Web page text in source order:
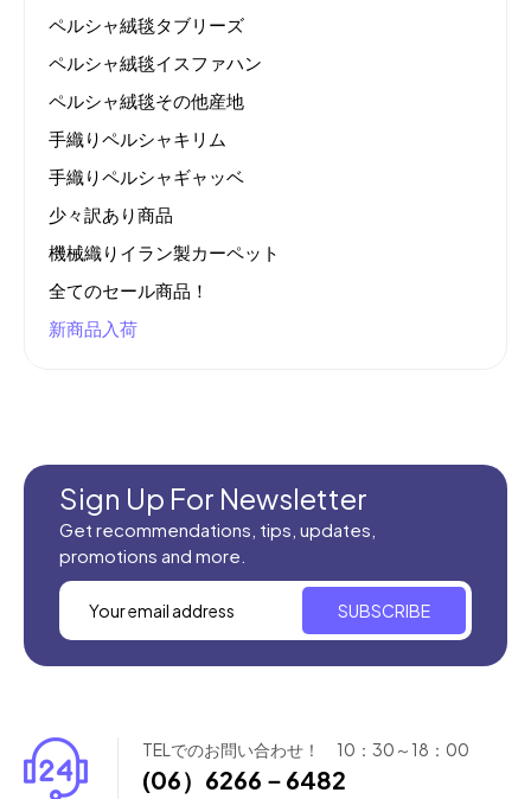
ペルシャ絨毯タブリーズ
ペルシャ絨毯イスファハン
ペルシャ絨毯その他産地
手織りペルシャキリム
手織りペルシャギャッベ
少々訳あり商品
機械織りイラン製カーペット
全てのセール商品！
新商品入荷
Sign Up For Newsletter
Get recommendations, tips, updates,
promotions and more.
SUBSCRIBE
TELでのお問い合わせ！ 10：30～18：00
(06）6266－6482